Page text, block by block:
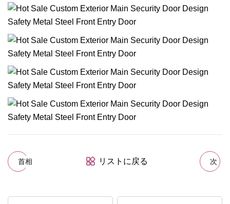
首相 リストに戻る 次